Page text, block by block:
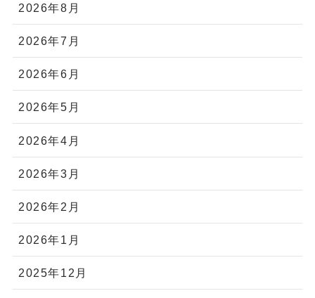
2026年8月
2026年7月
2026年6月
2026年5月
2026年4月
2026年3月
2026年2月
2026年1月
2025年12月